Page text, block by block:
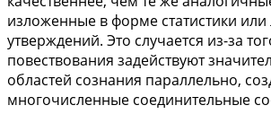
изложенные в форме статистики или
утверждений. Это случается из-за
повествования задействуют
областей сознания параллельно,
многочисленные соединительные